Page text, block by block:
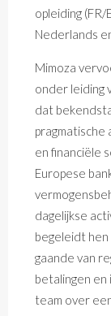
opleiding
Nederlands
Mimoza
onder leiding
dat
pragmatische
en financiële
Europese
dagelijkse
begeleidt
gaande van
betalingen
team over